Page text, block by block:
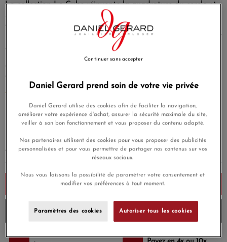
La collection Le Cube réinvente la quadrature du cercle et
sublime le diamant en jouant avec les codes géométriques
qui lui sont chers : les ronds et les carrés.
Le jeu du volume révèle un cube au design épuré et efficace
Désormais, deux diamants se font donc face et signent l?
esthétique de ce nouveau bracelet au design pur et
élégant.
5 390,00 €
Payez seulement 539 € aujourd'hui
AJOUTER UNE GRAVURE (Option)
Ajouter au panier
Envoi à 15h aujourd'hui
Daniel Gerard prend soin de votre vie privée
Daniel Gerard utilise des cookies afin de faciliter la navigation,
améliorer votre expérience d'achat, assurer la sécurité maximale du site,
veiller à son bon fonctionnement et vous proposer du contenu adapté.
Nos partenaires utilisent des cookies pour vous proposer des publicités
personnalisées et pour vous permettre de partager nos contenus sur vos
réseaux sociaux.
Nous vous laissons la possibilité de paramétrer votre consentement et
modifier vos préférences à tout moment.
Paramètres des cookies Autoriser tous les cookies
Continuer sans accepter